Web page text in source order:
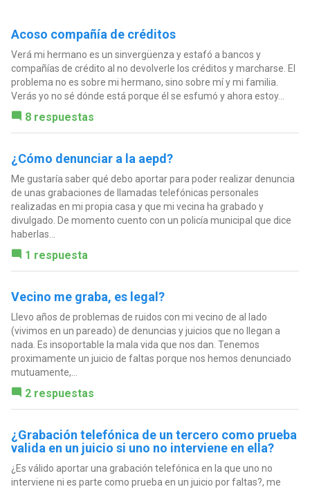
Acoso compañía de créditos
Verá mi hermano es un sinvergüenza y estafó a bancos y
compañías de crédito al no devolverle los créditos y marcharse. El
problema no es sobre mi hermano, sino sobre mí y mi familia.
Verás yo no sé dónde está porque él se esfumó y ahora estoy...
8 respuestas
¿Cómo denunciar a la aepd?
Me gustaría saber qué debo aportar para poder realizar denuncia
de unas grabaciones de llamadas telefónicas personales
realizadas en mi propia casa y que mi vecina ha grabado y
divulgado. De momento cuento con un policía municipal que dice
haberlas...
1 respuesta
Vecino me graba, es legal?
Llevo años de problemas de ruidos con mi vecino de al lado
(vivimos en un pareado) de denuncias y juicios que no llegan a
nada. Es insoportable la mala vida que nos dan. Tenemos
proximamente un juicio de faltas porque nos hemos denunciado
mutuamente,...
2 respuestas
¿Grabación telefónica de un tercero como prueba
valida en un juicio si uno no interviene en ella?
¿Es válido aportar una grabación telefónica en la que uno no
interviene ni es parte como prueba en un juicio por faltas?, me